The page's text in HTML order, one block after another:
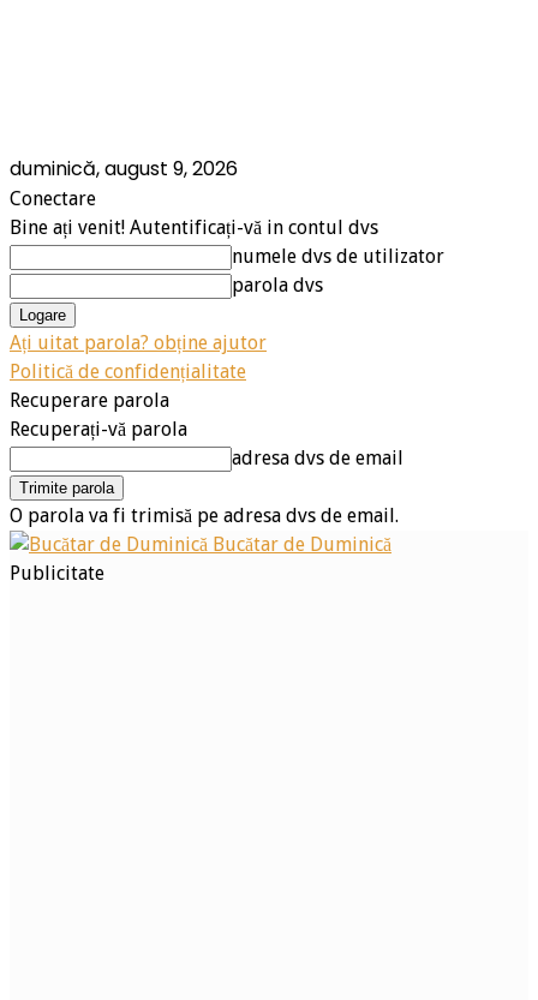
duminică, august 9, 2026
Conectare
Bine ați venit! Autentificați-vă in contul dvs
numele dvs de utilizator
parola dvs
Ați uitat parola? obține ajutor
Politică de confidențialitate
Recuperare parola
Recuperați-vă parola
adresa dvs de email
O parola va fi trimisă pe adresa dvs de email.
Bucătar de Duminică
Publicitate